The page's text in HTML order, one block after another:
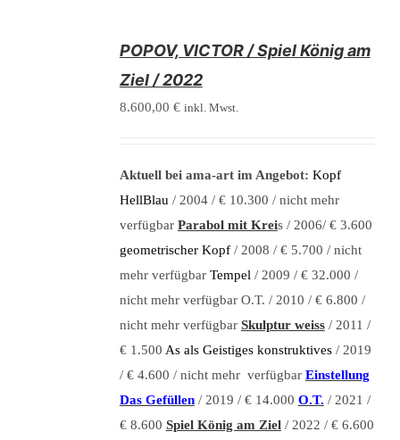
POPOV, VICTOR / Spiel König am
Ziel / 2022
8.600,00 € inkl. Mwst.
Aktuell bei ama-art im Angebot: Kopf
HellBlau / 2004 / € 10.300 / nicht mehr
verfügbar Parabol mit Kreis / 2006/ € 3.600
geometrischer Kopf/ 2008 / € 5.700 / nicht
mehr verfügbar Tempel / 2009 / € 32.000 /
nicht mehr verfügbar O.T. / 2010 / € 6.800 /
nicht mehr verfügbar Skulptur weiss/ 2011 /
€ 1.500 As als Geistiges konstruktives/ 2019
/ € 4.600 / nicht mehr verfügbar Einstellung
Das Gefüllen/ 2019 / € 14.000 O.T. / 2021 /
€ 8.600 Spiel König am Ziel/ 2022 / € 6.600